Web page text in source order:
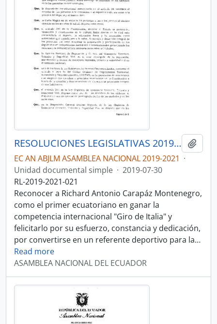
RESOLUCIONES LEGISLATIVAS 2019-2021
EC AN ABJLM ASAMBLEA NACIONAL 2019-2021 ·
Unidad documental simple · 2019-07-30
RL-2019-2021-021
Reconocer a Richard Antonio Carapáz Montenegro,
como el primer ecuatoriano en ganar la
competencia internacional "Giro de Italia" y
felicitarlo por su esfuerzo, constancia y dedicación,
por convertirse en un referente deportivo para la…
Read more
ASAMBLEA NACIONAL DEL ECUADOR